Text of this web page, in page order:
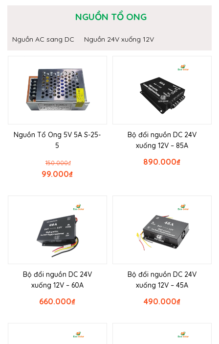
NGUỒN TỔ ONG
Nguồn AC sang DC Nguồn 24V xuống 12V
Nguồn Tổ Ong 5V 5A S-25-
5
₫
150.000
₫
99.000
Bộ đổi nguồn DC 24V
xuống 12V – 85A
₫
890.000
Bộ đổi nguồn DC 24V
xuống 12V – 60A
₫
660.000
Bộ đổi nguồn DC 24V
xuống 12V – 45A
₫
490.000